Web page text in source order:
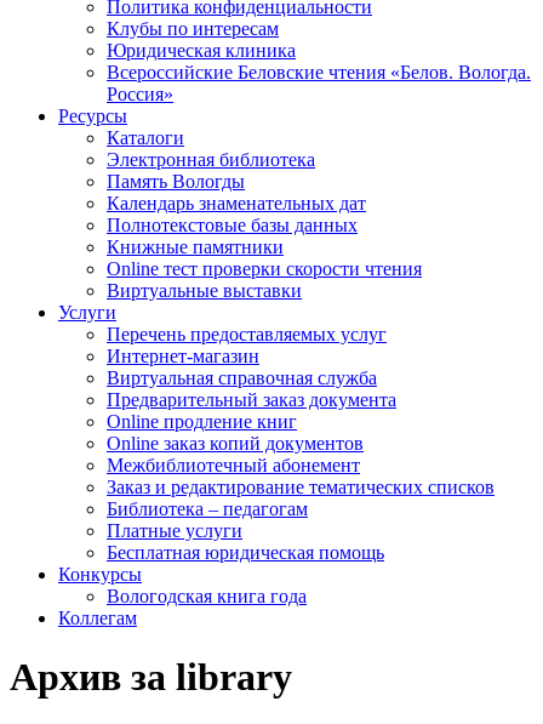
Политика конфиденциальности
Клубы по интересам
Юридическая клиника
Всероссийские Беловские чтения «Белов. Вологда.
Россия»
Ресурсы
Каталоги
Электронная библиотека
Память Вологды
Календарь знаменательных дат
Полнотекстовые базы данных
Книжные памятники
Online тест проверки скорости чтения
Виртуальные выставки
Услуги
Перечень предоставляемых услуг
Интернет-магазин
Виртуальная справочная служба
Предварительный заказ документа
Online продление книг
Online заказ копий документов
Межбиблиотечный абонемент
Заказ и редактирование тематических списков
Библиотека – педагогам
Платные услуги
Бесплатная юридическая помощь
Конкурсы
Вологодская книга года
Коллегам
Архив за library